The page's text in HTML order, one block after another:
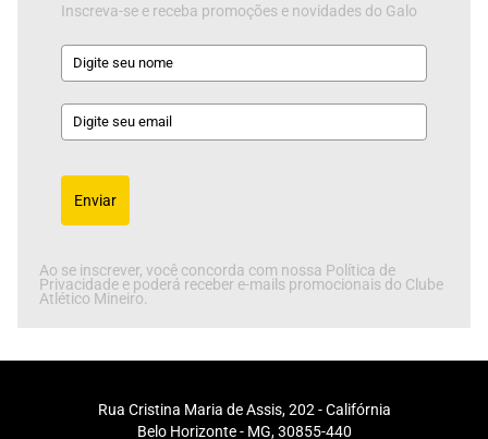
Inscreva-se e receba promoções e novidades do Galo
Enviar
Ao se inscrever, você concorda com nossa Política de
Privacidade e poderá receber e-mails promocionais do Clube
Atlético Mineiro.
Rua Cristina Maria de Assis, 202 - Califórnia
Belo Horizonte - MG, 30855-440